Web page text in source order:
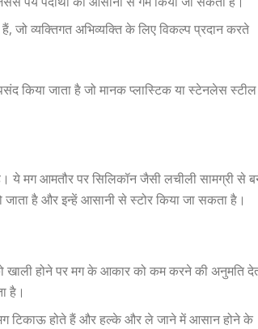
जो व्यक्तिगत अभिव्यक्ति के लिए विकल्प प्रदान करते
किया जाता है जो मानक प्लास्टिक या स्टेनलेस स्टील
ये मग आमतौर पर सिलिकॉन जैसी लचीली सामग्री से
है और इन्हें आसानी से स्टोर किया जा सकता है।
खाली होने पर मग के आकार को कम करने की अनुमति
है।
टिकाऊ होते हैं और हल्के और ले जाने में आसान होने के